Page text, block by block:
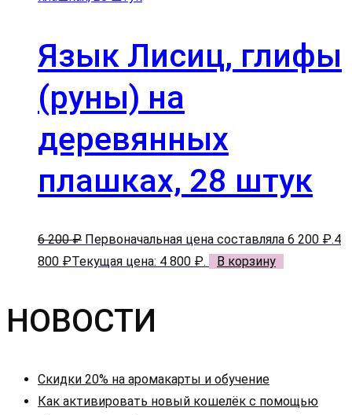
Язык Лисиц, глифы
(руны) на
деревянных
плашках, 28 штук
6 200₽ Первоначальная цена составляла 6 200 ₽.4
800 ₽Текущая цена: 4 800 ₽. В корзину
НОВОСТИ
Скидки 20% на аромакарты и обучение
Как активировать новый кошелёк с помощью